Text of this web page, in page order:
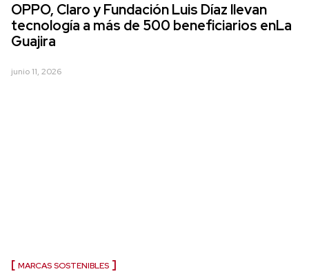
OPPO, Claro y Fundación Luis Díaz llevan
tecnología a más de 500 beneficiarios enLa
Guajira
junio 11, 2026
MARCAS SOSTENIBLES